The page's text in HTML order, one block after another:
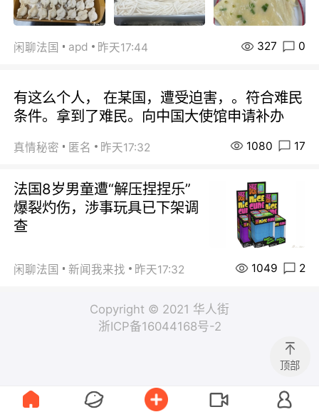
闲聊法国 apd 昨天17:44 327 0
有这么个人， 在某国，遭受迫害，。符合难民
条件。拿到了难民。向中国大使馆申请补办
真情秘密 匿名 昨天17:32 1080 17
法国8岁男童遭“解压捏捏乐”
爆裂灼伤，涉事玩具已下架调
查
闲聊法国 新闻我来找 昨天17:32 1049 2
Copyright © 2021 华人街
浙ICP备16044168号-2
顶部